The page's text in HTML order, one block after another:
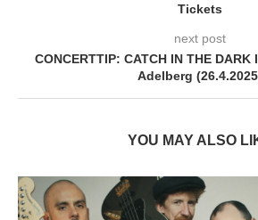
Tickets
next post
CONCERTTIP: CATCH IN THE
Adelberg
YOU MAY ALSO